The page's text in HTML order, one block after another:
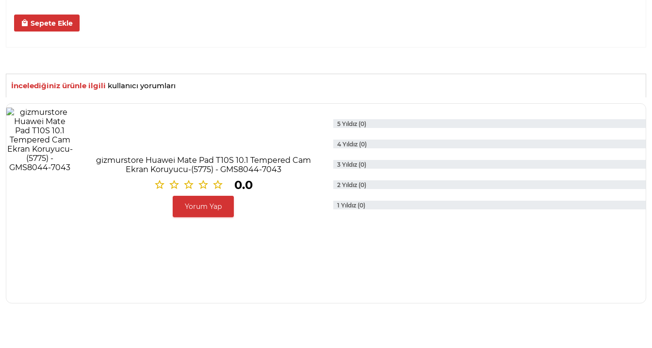
Sepete Ekle
İncelediğiniz ürünle ilgili kullanıcı yorumları
gizmurstore Huawei Mate Pad T10S 10.1 Tempered Cam
Ekran Koruyucu-(5775) - GMS8044-7043
0.0
Yorum Yap
5 Yıldız (0)
4 Yıldız (0)
3 Yıldız (0)
2 Yıldız (0)
1 Yıldız (0)